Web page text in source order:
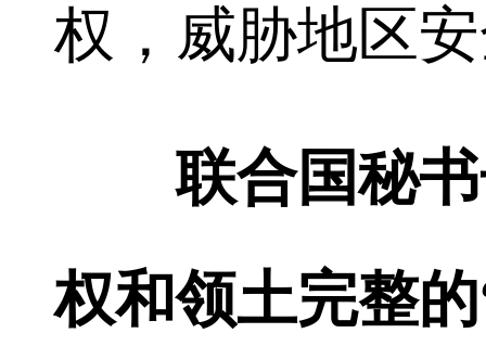
权，威胁地区
联合国秘
权和领土完整